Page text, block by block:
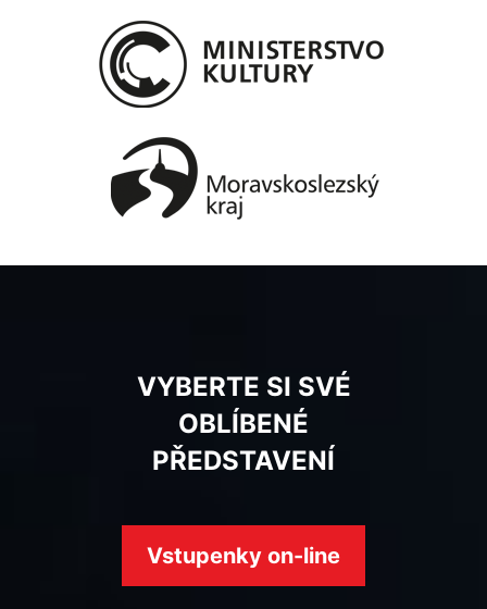
VYBERTE SI SVÉ
OBLÍBENÉ
PŘEDSTAVENÍ
Vstupenky on-line